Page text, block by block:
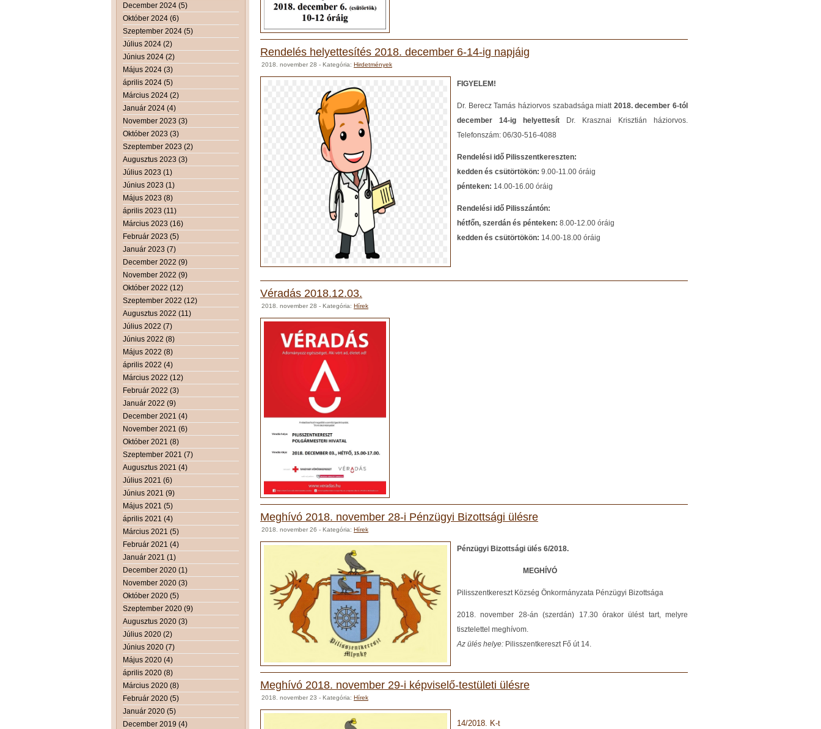
December 2024 (5)
Október 2024 (6)
Szeptember 2024 (5)
Július 2024 (2)
Június 2024 (2)
Május 2024 (3)
április 2024 (5)
Március 2024 (2)
Január 2024 (4)
November 2023 (3)
Október 2023 (3)
Szeptember 2023 (2)
Augusztus 2023 (3)
Július 2023 (1)
Június 2023 (1)
Május 2023 (8)
április 2023 (11)
Március 2023 (16)
Február 2023 (5)
Január 2023 (7)
December 2022 (9)
November 2022 (9)
Október 2022 (12)
Szeptember 2022 (12)
Augusztus 2022 (11)
Július 2022 (7)
Június 2022 (8)
Május 2022 (8)
április 2022 (4)
Március 2022 (12)
Február 2022 (3)
Január 2022 (9)
December 2021 (4)
November 2021 (6)
Október 2021 (8)
Szeptember 2021 (7)
Augusztus 2021 (4)
Július 2021 (6)
Június 2021 (9)
Május 2021 (5)
április 2021 (4)
Március 2021 (5)
Február 2021 (4)
Január 2021 (1)
December 2020 (1)
November 2020 (3)
Október 2020 (5)
Szeptember 2020 (9)
Augusztus 2020 (3)
Július 2020 (2)
Június 2020 (7)
Május 2020 (4)
április 2020 (8)
Március 2020 (8)
Február 2020 (5)
Január 2020 (5)
December 2019 (4)
Rendelés helyettesítés 2018. december 6-14-ig napjáig
2018. november 28 - Kategória: Hirdetmények
FIGYELEM!
Dr. Berecz Tamás háziorvos szabadsága miatt 2018. december 6-tól
december 14-ig helyettesít Dr. Krasznai Krisztián háziorvos.
Telefonszám: 06/30-516-4088
Rendelési idő Pilisszentkereszten:
kedden és csütörtökön: 9.00-11.00 óráig
pénteken: 14.00-16.00 óráig
Rendelési idő Pilisszántón:
hétfőn, szerdán és pénteken: 8.00-12.00 óráig
kedden és csütörtökön: 14.00-18.00 óráig
Véradás 2018.12.03.
2018. november 28 - Kategória: Hírek
Meghívó 2018. november 28-i Pénzügyi Bizottsági ülésre
2018. november 26 - Kategória: Hírek
Pénzügyi Bizottsági ülés 6/2018.
MEGHÍVÓ
Pilisszentkereszt Község Önkormányzata Pénzügyi Bizottsága
2018. november 28-án (szerdán) 17.30 órakor ülést tart, melyre
tisztelettel meghívom.
Az ülés helye: Pilisszentkereszt Fő út 14.
Meghívó 2018. november 29-i képviselő-testületi ülésre
2018. november 23 - Kategória: Hírek
14/2018. K-t